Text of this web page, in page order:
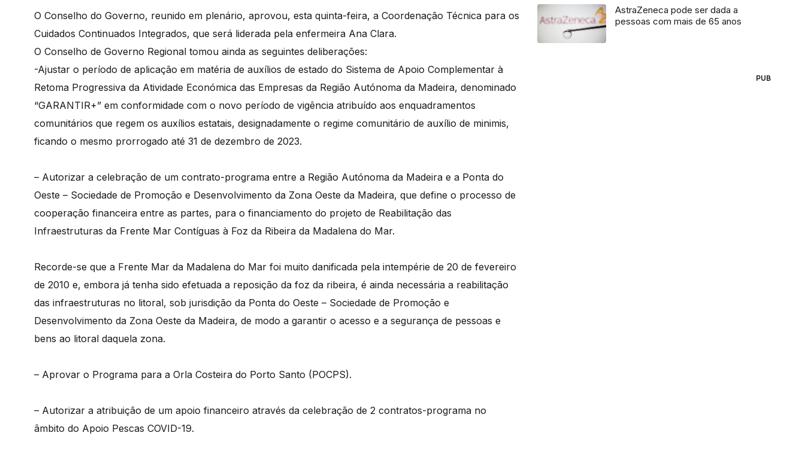
O Conselho do Governo, reunido em plenário, aprovou, esta quinta-feira, a Coordenação Técnica para os
Cuidados Continuados Integrados, que será liderada pela enfermeira Ana Clara.
O Conselho de Governo Regional tomou ainda as seguintes deliberações:
-Ajustar o período de aplicação em matéria de auxílios de estado do Sistema de Apoio Complementar à
Retoma Progressiva da Atividade Económica das Empresas da Região Autónoma da Madeira, denominado
“GARANTIR+” em conformidade com o novo período de vigência atribuído aos enquadramentos
comunitários que regem os auxílios estatais, designadamente o regime comunitário de auxílio de minimis,
ficando o mesmo prorrogado até 31 de dezembro de 2023.
– Autorizar a celebração de um contrato-programa entre a Região Autónoma da Madeira e a Ponta do
Oeste – Sociedade de Promoção e Desenvolvimento da Zona Oeste da Madeira, que define o processo de
cooperação financeira entre as partes, para o financiamento do projeto de Reabilitação das
Infraestruturas da Frente Mar Contíguas à Foz da Ribeira da Madalena do Mar.
Recorde-se que a Frente Mar da Madalena do Mar foi muito danificada pela intempérie de 20 de fevereiro
de 2010 e, embora já tenha sido efetuada a reposição da foz da ribeira, é ainda necessária a reabilitação
das infraestruturas no litoral, sob jurisdição da Ponta do Oeste – Sociedade de Promoção e
Desenvolvimento da Zona Oeste da Madeira, de modo a garantir o acesso e a segurança de pessoas e
bens ao litoral daquela zona.
– Aprovar o Programa para a Orla Costeira do Porto Santo (POCPS).
– Autorizar a atribuição de um apoio financeiro através da celebração de 2 contratos-programa no
âmbito do Apoio Pescas COVID-19.
AstraZeneca pode ser dada a
pessoas com mais de 65 anos
PUB